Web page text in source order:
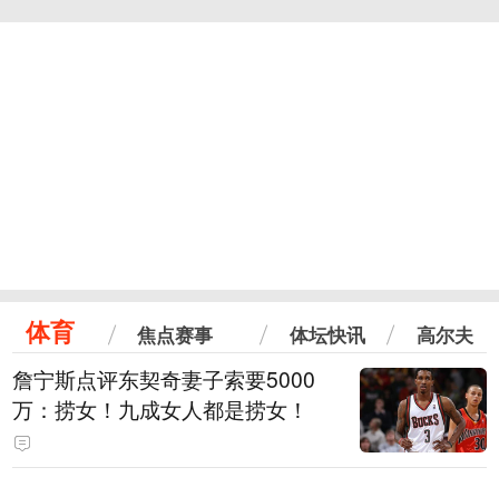
体育 焦点赛事 体坛快讯 高尔夫
詹宁斯点评东契奇妻子索要5000
万：捞女！九成女人都是捞女！